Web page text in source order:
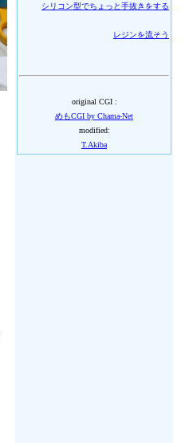
シリコン型でちょっと手抜きをする
レジンを流そう
original CGI :
めもCGI by Chama-Net
modified:
T.Akiba